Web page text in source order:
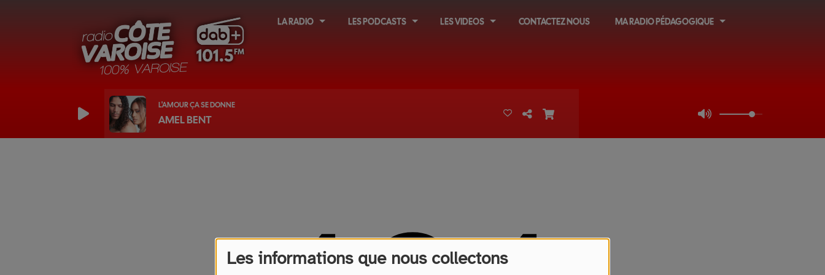
Les informations que nous collectons
LA RADIO LES PODCASTS LES VIDEOS CONTACTEZ NOUS MA RADIO PÉDAGOGIQUE
L'AMOUR ÇA SE DONNE
AMEL BENT